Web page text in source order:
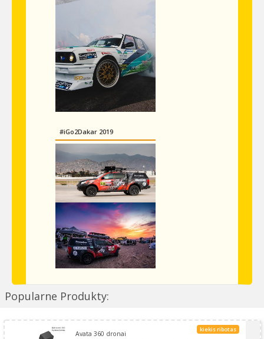
#iGo2Dakar 2019
Popularne Produkty:
kiekis ribotas
Avata 360 dronai